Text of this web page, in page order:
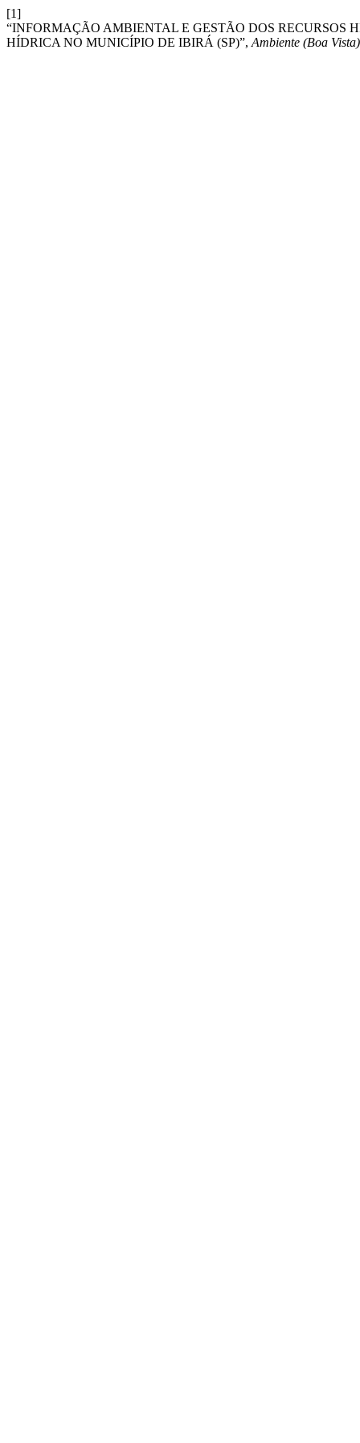
[1]
“INFORMAÇÃO AMBIENTAL E GESTÃO DOS RECURSOS
HÍDRICA NO MUNICÍPIO DE IBIRÁ (SP)”, Ambiente (Boa Vista)